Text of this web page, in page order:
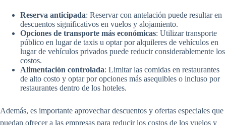
Reserva anticipada: Reservar con antelación puede resultar en
descuentos significativos en vuelos y alojamiento.
Opciones de transporte más económicas: Utilizar transporte
público en lugar de taxis u optar por alquileres de vehículos en
lugar de vehículos privados puede reducir considerablemente los
costos.
Alimentación controlada: Limitar las comidas en restaurantes
de alto costo y optar por opciones más asequibles o incluso por
restaurantes dentro de los hoteles.
Además, es importante aprovechar descuentos y ofertas especiales que
puedan ofrecer a las empresas para reducir los costos de los vuelos y